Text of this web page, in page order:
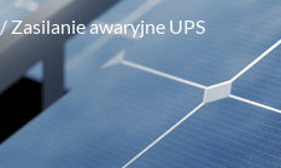
/ Zasilanie awaryjne UPS